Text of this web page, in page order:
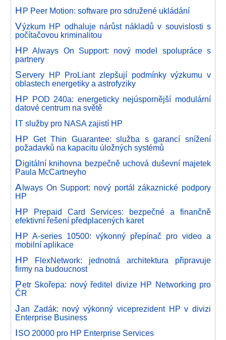
HP Peer Motion: software pro sdružené ukládání
Výzkum HP odhaluje nárůst nákladů v souvislosti s
počítačovou kriminalitou
HP Always On Support: nový model spolupráce s
partnery
Servery HP ProLiant zlepšují podmínky výzkumu v
oblastech energetiky a astrofyziky
HP POD 240a: energeticky nejúspornější modulární
datové centrum na světě
IT služby pro NASA zajistí HP
HP Get Thin Guarantee: služba s garancí snížení
požadavků na kapacitu úložných systémů
Digitální knihovna bezpečně uchová duševní majetek
Paula McCartneyho
Always On Support: nový portál zákaznické podpory
HP
HP Prepaid Card Services: bezpečné a finančně
efektivní řešení předplacených karet
HP A-series 10500: výkonný přepínač pro video a
mobilní aplikace
HP FlexNetwork: jednotná architektura připravuje
firmy na budoucnost
Petr Skořepa: nový ředitel divize HP Networking pro
ČR
Jan Zadák: nový výkonný viceprezident HP v divizi
Enterprise Business
ISO 20000 pro HP Enterprise Services